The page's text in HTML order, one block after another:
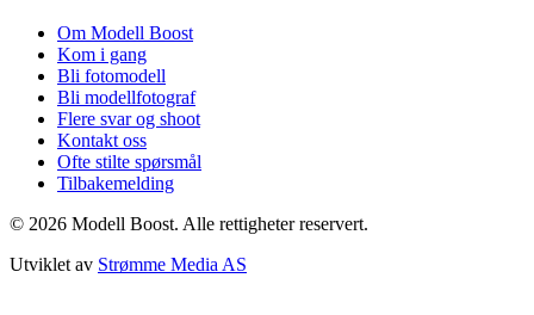
Om Modell Boost
Kom i gang
Bli fotomodell
Bli modellfotograf
Flere svar og shoot
Kontakt oss
Ofte stilte spørsmål
Tilbakemelding
© 2026 Modell Boost. Alle rettigheter reservert.
Utviklet av Strømme Media AS